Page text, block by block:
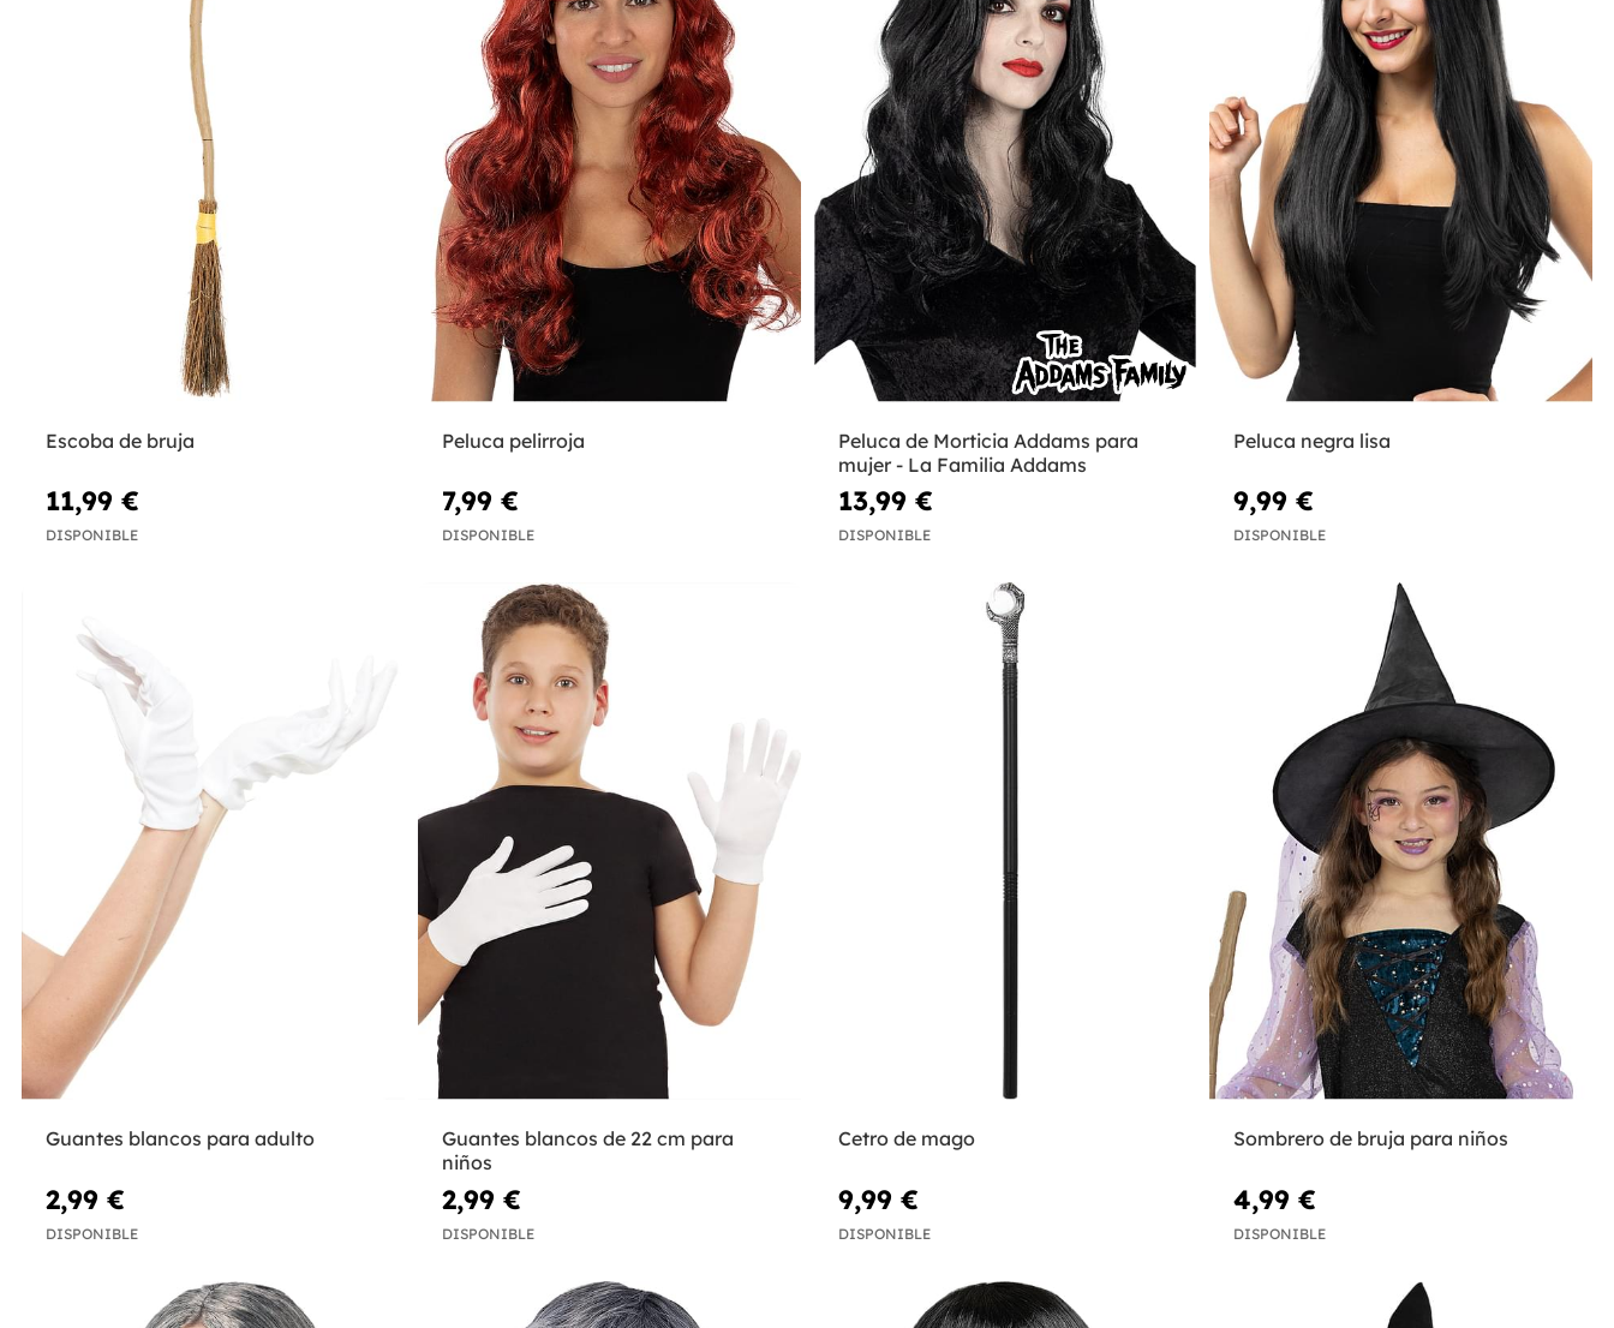
Escoba de bruja
11,99 €
DISPONIBLE
Peluca pelirroja
7,99 €
DISPONIBLE
Peluca de Morticia Addams para
mujer - La Familia Addams
13,99 €
DISPONIBLE
Peluca negra lisa
9,99 €
DISPONIBLE
Guantes blancos para adulto
2,99 €
DISPONIBLE
Guantes blancos de 22 cm para
niños
2,99 €
DISPONIBLE
Cetro de mago
9,99 €
DISPONIBLE
Sombrero de bruja para niños
4,99 €
DISPONIBLE